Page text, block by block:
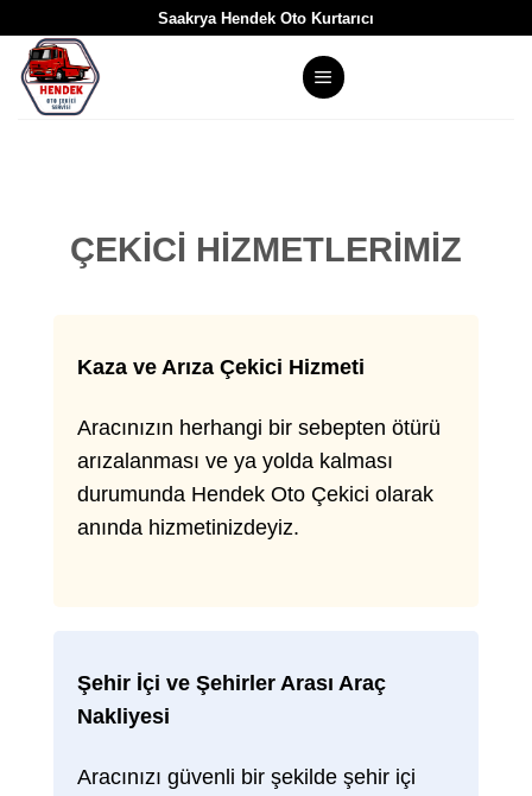
content
Saakrya Hendek Oto Kurtarıcı
ÇEKİCİ HİZMETLERİMİZ
Kaza ve Arıza Çekici Hizmeti
Aracınızın herhangi bir sebepten ötürü
arızalanması ve ya yolda kalması
durumunda Hendek Oto Çekici olarak
anında hizmetinizdeyiz.
Şehir İçi ve Şehirler Arası Araç
Nakliyesi
Aracınızı güvenli bir şekilde şehir içi